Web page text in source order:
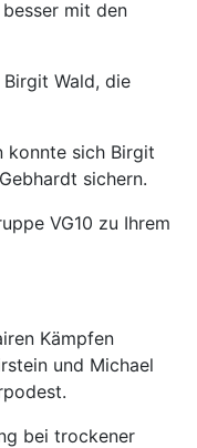
mit den
Wald, die
konnte sich Birgit
sichern.
VG10 zu Ihrem
Kämpfen
und Michael
bei trockener